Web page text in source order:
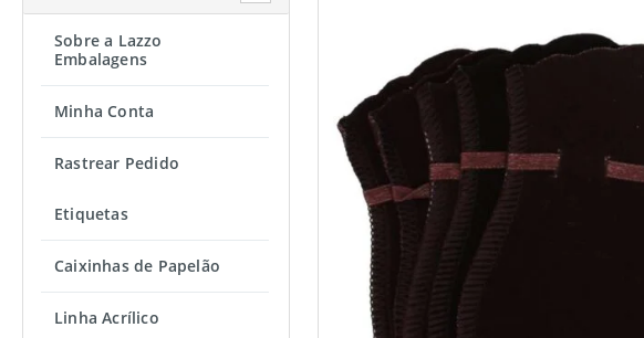
Sobre a Lazzo
Embalagens
Minha Conta
Rastrear Pedido
Etiquetas
Caixinhas de Papelão
Linha Acrílico